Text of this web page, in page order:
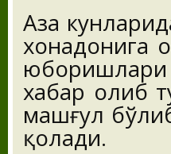
Аза
хонадонига
хабар олиб
машғул
қолади.